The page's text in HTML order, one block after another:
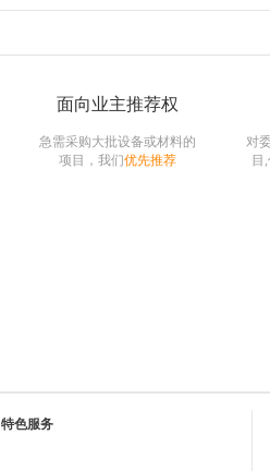
面向业主推荐权
急需采购大批设备或材料的
项目，我们优先推荐
对
目
特色服务